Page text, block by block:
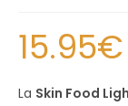
15.95€
La Skin Food